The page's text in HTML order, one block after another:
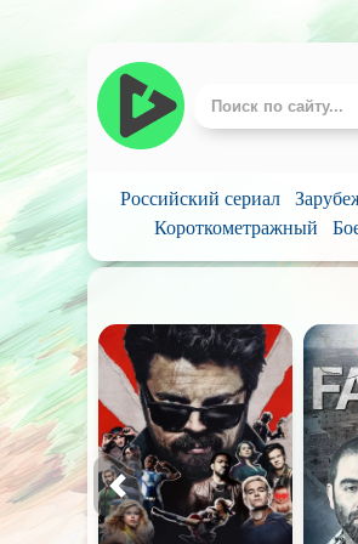
Российский сериал
Короткометражный